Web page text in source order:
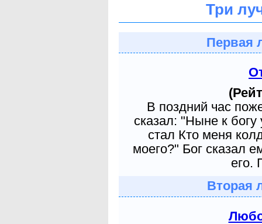
Три
Первая
В поздний час
сказал: "Ныне к
стал Кто меня
моего?" Бог сказал
его.
Вторая